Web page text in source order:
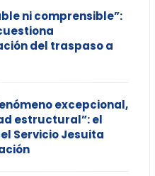
ni comprensible”:
del traspaso a
excepcional,
estructural”: el
Servicio Jesuita